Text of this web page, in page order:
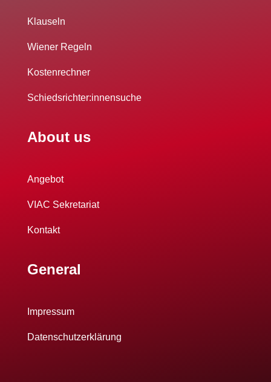
Klauseln
Wiener Regeln
Kostenrechner
Schiedsrichter:innensuche
About us
Angebot
VIAC Sekretariat
Kontakt
General
Impressum
Datenschutzerklärung